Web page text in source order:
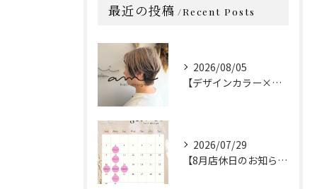
最近の投稿 Recent Posts
2026/08/05
【デザインカラー×カット】
2026/07/29
【8月店休日のお知らせ】